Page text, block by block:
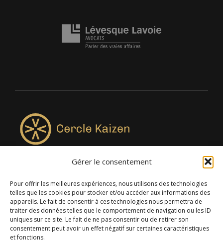
Gérer le consentement
Pour offrir les meilleures expériences, nous utilisons des technologies
telles que les cookies pour stocker et/ou accéder aux informations des
appareils. Le fait de consentir à ces technologies nous permettra de
traiter des données telles que le comportement de navigation ou les ID
uniques sur ce site. Le fait de ne pas consentir ou de retirer son
consentement peut avoir un effet négatif sur certaines caractéristiques
et fonctions.
4957, rue Lionel-Groulx, bureau 819, Saint-Augustin-de-
Desmaures QC G3A 0M7